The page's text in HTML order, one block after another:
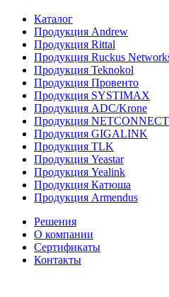
Каталог
Продукция Andrew
Продукция Rittal
Продукция Ruckus
Продукция Teknokol
Продукция Провенто
Продукция SYSTIMAX
Продукция ADC/Krone
Продукция NETCONNECT
Продукция GIGALINK
Продукция TLK
Продукция Yeastar
Продукция Yealink
Продукция Катюша
Продукция Armendus
Решения
О компании
Сертификаты
Контакты